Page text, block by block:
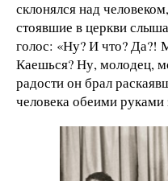
склонялся над
стоявшие в церкви
голос: «Ну? И что? Да?!
Каешься? Ну, молодец,
радости он брал
человека обеими руками